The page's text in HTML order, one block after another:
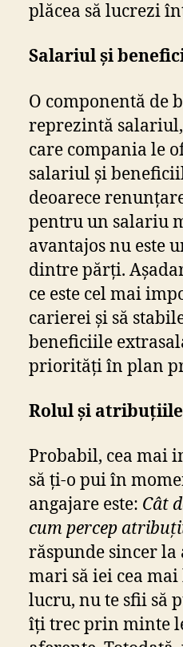
plăcea să lucrezi
Salariul și
O componentă de
reprezintă
care compania le
salariul și
deoarece
pentru un salariu
avantajos nu este
dintre părți.
ce este cel mai
carierei și să
beneficiile
priorități în plan
Rolul și atribuțiile
Probabil, cea mai
să ți-o pui în
angajare este: Cât
cum percep
răspunde sincer la
mari să iei cea mai
lucru, nu te sfii să
îți trec prin minte